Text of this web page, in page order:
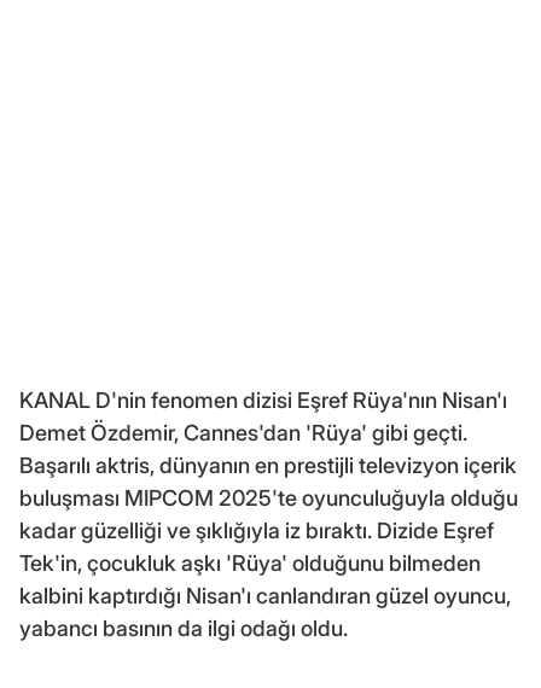
KANAL D'nin fenomen dizisi Eşref Rüya'nın Nisan'ı
Demet Özdemir, Cannes'dan 'Rüya' gibi geçti.
Başarılı aktris, dünyanın en prestijli televizyon içerik
buluşması MIPCOM 2025'te oyunculuğuyla olduğu
kadar güzelliği ve şıklığıyla iz bıraktı. Dizide Eşref
Tek'in, çocukluk aşkı 'Rüya' olduğunu bilmeden
kalbini kaptırdığı Nisan'ı canlandıran güzel oyuncu,
yabancı basının da ilgi odağı oldu.